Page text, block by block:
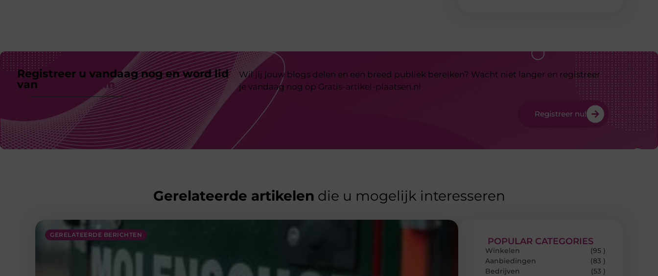
Registreer u vandaag nog en word lid
van
ons platform
Wil jij jouw blogs delen en een breed publiek bereiken? Wacht niet langer en registreer
je vandaag nog op Gratis-artikel-plaatsen.nl
Registreer nu!
Gerelateerde artikelen die u mogelijk interesseren
GERELATEERDE BERICHTEN
POPULAR CATEGORIES
Winkelen
(95 )
Aanbiedingen
(83 )
Bedrijven
(53 )